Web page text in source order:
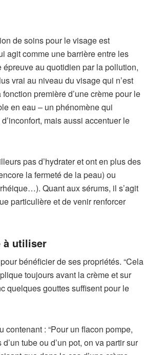
de soins pour le visage est
agit comme une barrière entre les
épreuve au quotidien par la pollution,
vrai au niveau du visage qui n’est
première d’une crème pour le
en eau – un phénomène qui
mais aussi accentuer le
pas d’hydrater et ont en plus des
la fermeté de la peau) ou
Quant aux sérums, il s’agit
particulière et de venir renforcer
à utiliser
bénéficier de ses propriétés. “Cela
toujours avant la crème et sur
quelques gouttes suffisent pour le
: “Pour un flacon pompe,
tube ou d’un pot, on va partir sur